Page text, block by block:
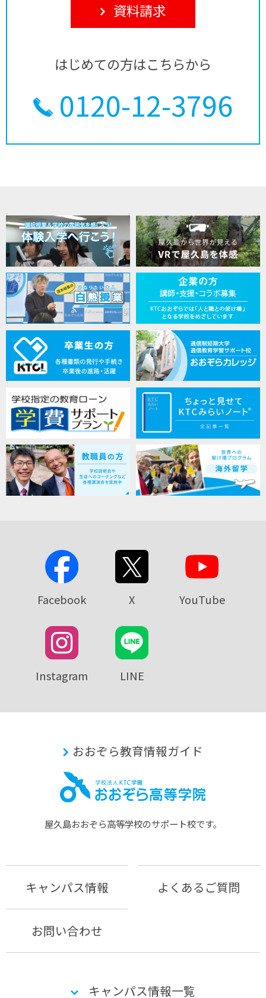
資料請求
はじめての方はこちらから
0120-12-3796
Facebook X YouTube
Instagram LINE
おおぞら教育情報ガイド
屋久島おおぞら⾼等学校のサポート校です。
キャンパス情報 よくあるご質問
お問い合わせ
キャンパス情報一覧